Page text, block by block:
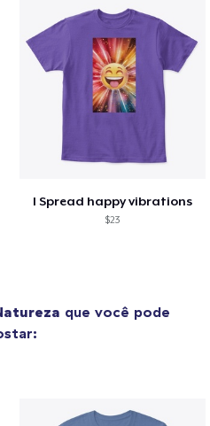
I Spread happy vibrations
$23
que você pode